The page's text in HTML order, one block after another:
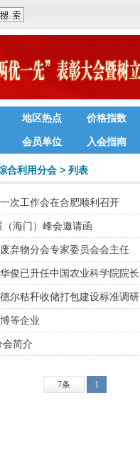
地区热点 价格指数
会员单位 入会指南
合利用分会 > 列表
次工作会在合肥顺利召开
海门）峰会邀请函
弃物分会专家委员会会主任
俊已升任中国农业科学院院长
尔秸秆收储打包建设标准调研
等企业
简介
7条 1